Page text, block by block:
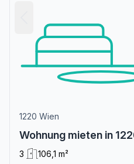
1220 Wien
Wohnung mieten in
3
106,1 m²